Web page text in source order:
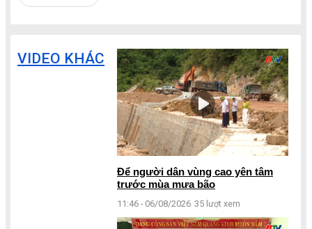
VIDEO KHÁC
Để người dân vùng cao yên tâm
trước mùa mưa bão
11:46 - 06/08/2026 35 lượt xem